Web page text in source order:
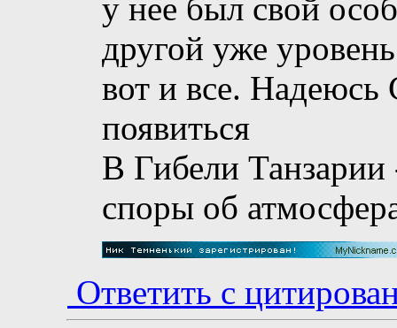
у нее был свой
другой уже
вот и все.
появиться
В Гибели
споры об
Ответить с